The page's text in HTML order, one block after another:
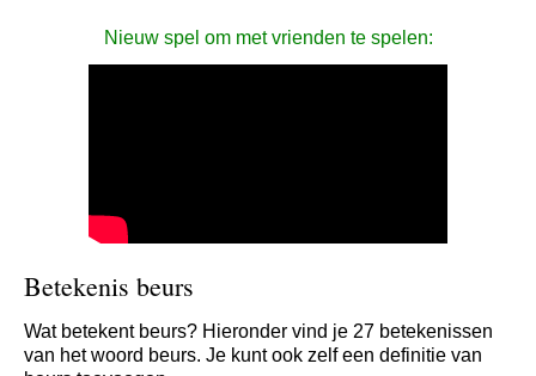
Nieuw spel om met vrienden te spelen:
Betekenis beurs
Wat betekent beurs? Hieronder vind je 27 betekenissen
van het woord beurs. Je kunt ook zelf een definitie van